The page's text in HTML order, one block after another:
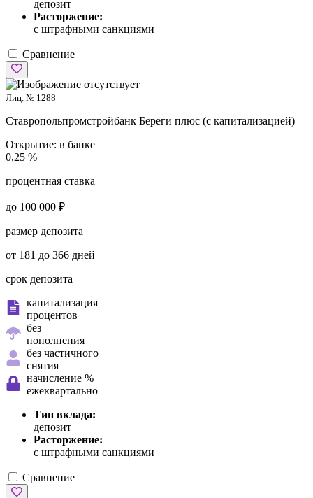
депозит
Расторжение:
с штрафными санкциями
Сравнение
Лиц. № 1288
Ставропольпромстройбанк Береги плюс (с капитализацией)
Открытие: в банке
0,25 %
процентная ставка
до 100 000 ₽
размер депозита
от 181 до 366 дней
срок депозита
капитализация
процентов
без
пополнения
без частичного
снятия
начисление %
ежеквартально
Тип вклада:
депозит
Расторжение:
с штрафными санкциями
Сравнение